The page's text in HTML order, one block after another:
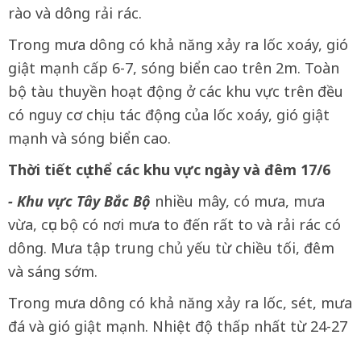
rào và dông rải rác.
Trong mưa dông có khả năng xảy ra lốc xoáy, gió
giật mạnh cấp 6-7, sóng biển cao trên 2m. Toàn
bộ tàu thuyền hoạt động ở các khu vực trên đều
có nguy cơ chịu tác động của lốc xoáy, gió giật
mạnh và sóng biển cao.
Thời tiết cụ thể các khu vực ngày và đêm 17/6
- Khu vực Tây Bắc Bộ nhiều mây, có mưa, mưa
vừa, cục bộ có nơi mưa to đến rất to và rải rác có
dông. Mưa tập trung chủ yếu từ chiều tối, đêm
và sáng sớm.
Trong mưa dông có khả năng xảy ra lốc, sét, mưa
đá và gió giật mạnh. Nhiệt độ thấp nhất từ 24-27